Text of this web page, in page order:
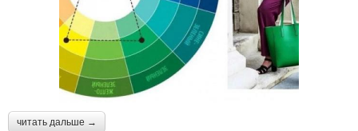
читать дальше →